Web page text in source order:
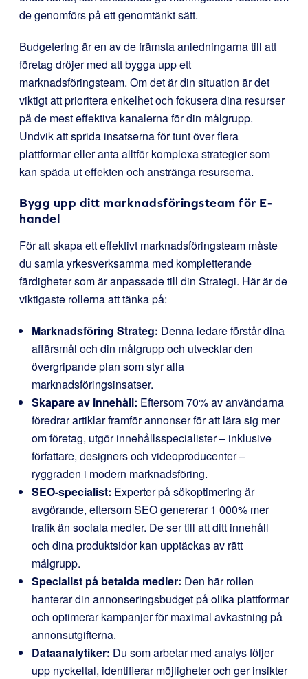
de genomförs på ett genomtänkt sätt.
Budgetering är en av de främsta anledningarna till att
företag dröjer med att bygga upp ett
marknadsföringsteam. Om det är din situation är det
viktigt att prioritera enkelhet och fokusera dina resurser
på de mest effektiva kanalerna för din målgrupp.
Undvik att sprida insatserna för tunt över flera
plattformar eller anta alltför komplexa strategier som
kan späda ut effekten och anstränga resurserna.
Bygg upp ditt marknadsföringsteam för E-
handel
För att skapa ett effektivt marknadsföringsteam måste
du samla yrkesverksamma med kompletterande
färdigheter som är anpassade till din Strategi. Här är de
viktigaste rollerna att tänka på:
Marknadsföring Strateg: Denna ledare förstår dina
affärsmål och din målgrupp och utvecklar den
övergripande plan som styr alla
marknadsföringsinsatser.
Skapare av innehåll: Eftersom 70% av användarna
föredrar artiklar framför annonser för att lära sig mer
om företag, utgör innehållsspecialister – inklusive
författare, designers och videoproducenter –
ryggraden i modern marknadsföring.
SEO-specialist: Experter på sökoptimering är
avgörande, eftersom SEO genererar 1 000% mer
trafik än sociala medier. De ser till att ditt innehåll
och dina produktsidor kan upptäckas av rätt
målgrupp.
Specialist på betalda medier: Den här rollen
hanterar din annonseringsbudget på olika plattformar
och optimerar kampanjer för maximal avkastning på
annonsutgifterna.
Dataanalytiker: Du som arbetar med analys följer
upp nyckeltal, identifierar möjligheter och ger insikter